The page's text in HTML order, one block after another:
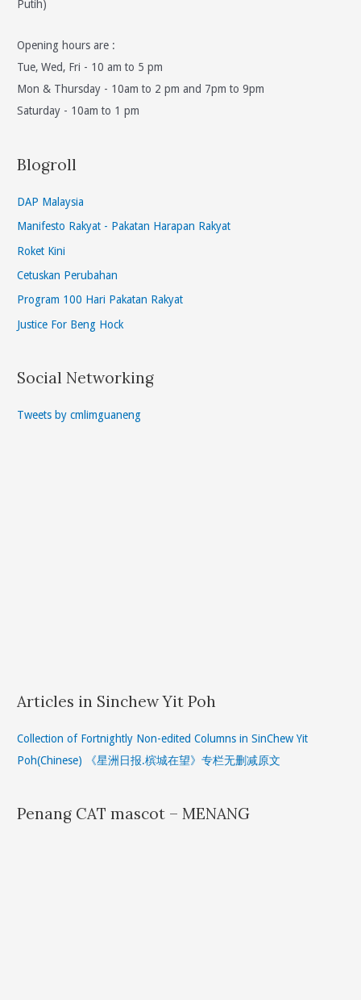
Putih)
Opening hours are :
Tue, Wed, Fri - 10 am to 5 pm
Mon & Thursday - 10am to 2 pm and 7pm to 9pm
Saturday - 10am to 1 pm
Blogroll
DAP Malaysia
Manifesto Rakyat - Pakatan Harapan Rakyat
Roket Kini
Cetuskan Perubahan
Program 100 Hari Pakatan Rakyat
Justice For Beng Hock
Social Networking
Tweets by cmlimguaneng
Articles in Sinchew Yit Poh
Collection of Fortnightly Non-edited Columns in SinChew Yit
Poh(Chinese) 《星洲日报.槟城在望》专栏无删减原文
Penang CAT mascot – MENANG